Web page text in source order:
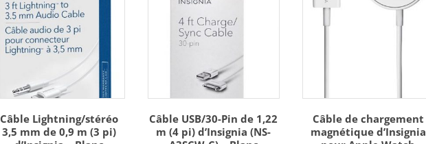
Câble Lightning/stéréo
3,5 mm de 0,9 m (3 pi)
Câble USB/30-Pin de 1,22
m (4 pi) d’Insignia (NS-
Câble de chargement
magnétique d’Insignia